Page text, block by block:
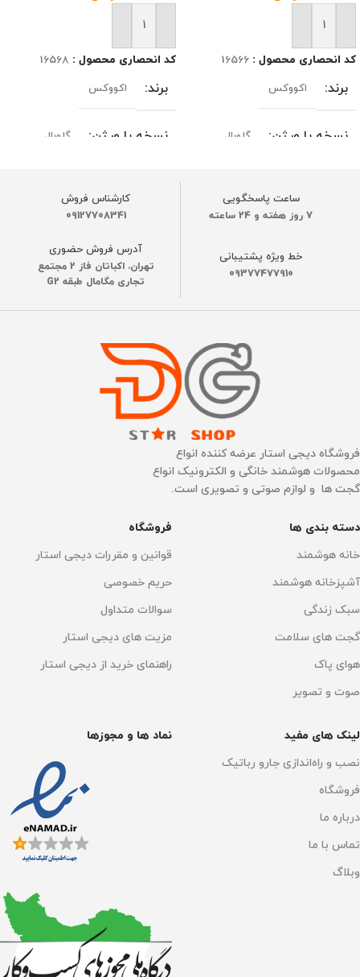
افزودن به سبد خرید
کد انحصاری محصول : 16566
برند اکووکس
نسخه یا ورژن گلوبال
DEEBOT X11 OmniCyclone / X11
OMNI/T80S OMNI/X8 MAX
تعداد بسته تک عددی
ضمانت اصالت فیزیک کالا
افزودن به سبد خرید
کد انحصاری محصول : 16568
برند اکووکس
نسخه یا ورژن گلوبال
OMNI/T80S OMNI/X8 MAX
PRO OMNI
تعداد بسته تک عددی
نوع گارانتی
ضمانت اصالت فیزیک کالا
ساعت پاسخگویی
7 روز هفته و 24 ساعته
کارشناس فروش
09127708341
خط ویژه پشتیبانی
09377477910
آدرس فروش حضوری
تهران، اکباتان فاز 2 مجتمع
تجاری مگامال طبقه G2
فروشگاه دیجی استار عرضه کننده انواع
محصولات هوشمند خانگی و الکترونیک انواع
گجت ها و لوازم صوتی و تصویری است.
دسته بندی ها
خانه هوشمند
آشپزخانه هوشمند
سبک زندگی
گجت های سلامت
هوای پاک
صوت و تصویر
فروشگاه
قوانین و مقررات دیجی استار
حریم خصوصی
سوالات متداول
مزیت های دیجی استار
راهنمای خرید از دیجی استار
لینک های مفید
نصب و راه‌اندازی جارو رباتیک
فروشگاه
درباره ما
تماس با ما
وبلاگ
نماد ها و مجوزها